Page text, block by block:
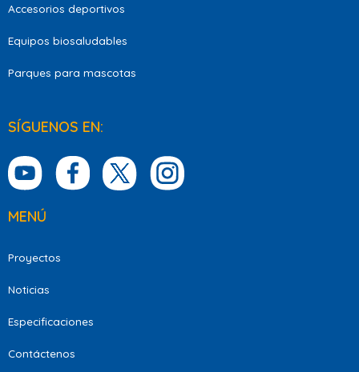
Accesorios deportivos
Equipos biosaludables
Parques para mascotas
SÍGUENOS EN:
MENÚ
Proyectos
Noticias
Especificaciones
Contáctenos